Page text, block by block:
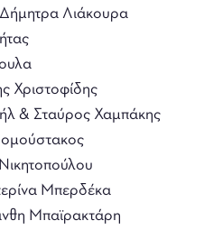
Λιάκουρα
Χριστοφίδης
& Σταύρος Χαμπάκης
Μπερδέκα
Μπαϊρακτάρη